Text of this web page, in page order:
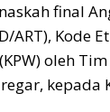
final
ART), Kode
oleh
kepada